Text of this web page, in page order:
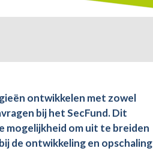
ontwikkelen met zowel
bij het SecFund. Dit
mogelijkheid om uit te breiden
de ontwikkeling en opschaling